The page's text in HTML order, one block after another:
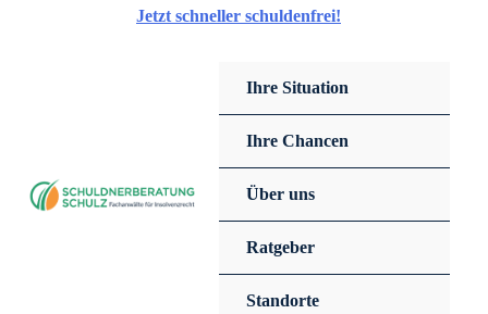
Jetzt schneller schuldenfrei!
Ihre Situation
Ihre Chancen
Über uns
Ratgeber
Standorte